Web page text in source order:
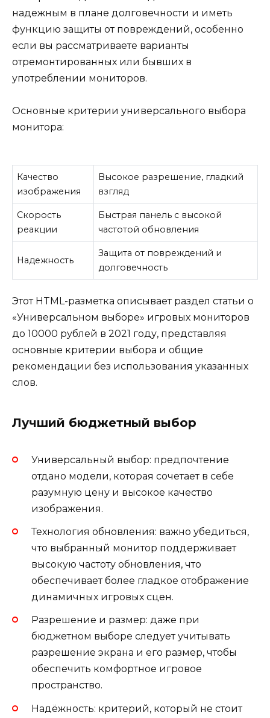
надежным в плане долговечности и иметь
функцию защиты от повреждений, особенно
если вы рассматриваете варианты
отремонтированных или бывших в
употреблении мониторов.
Основные критерии универсального выбора
монитора:
Качество
изображения
Высокое разрешение, гладкий
взгляд
Скорость
реакции
Быстрая панель с высокой
частотой обновления
Надежность
Защита от повреждений и
долговечность
Этот HTML-разметка описывает раздел статьи о
«Универсальном выборе» игровых мониторов
до 10000 рублей в 2021 году, представляя
основные критерии выбора и общие
рекомендации без использования указанных
слов.
Лучший бюджетный выбор
Универсальный выбор: предпочтение
отдано модели, которая сочетает в себе
разумную цену и высокое качество
изображения.
Технология обновления: важно убедиться,
что выбранный монитор поддерживает
высокую частоту обновления, что
обеспечивает более гладкое отображение
динамичных игровых сцен.
Разрешение и размер: даже при
бюджетном выборе следует учитывать
разрешение экрана и его размер, чтобы
обеспечить комфортное игровое
пространство.
Надёжность: критерий, который не стоит